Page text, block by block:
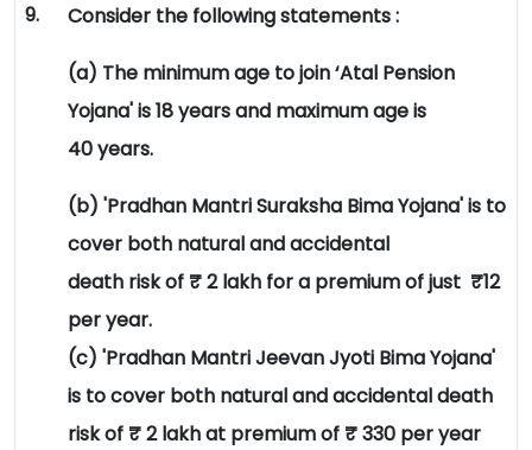
9. Consider the following statements :
(a) The minimum age to join ‘Atal Pension
Yojana' is 18 years and maximum age is
40 years.
(b) 'Pradhan Mantri Suraksha Bima Yojana' is to
cover both natural and accidental
death risk of ₹ 2 lakh for a premium of just ₹12
per year.
(c) 'Pradhan Mantri Jeevan Jyoti Bima Yojana'
is to cover both natural and accidental death
risk of ₹ 2 lakh at premium of ₹ 330 per year